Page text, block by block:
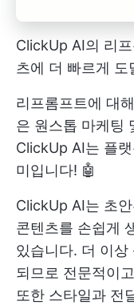
ClickUp AI의 리
츠에 더 빠르게 도
리프롬프트에 대
은 원스톱 마케팅
ClickUp AI는 플
미입니다! 🤖
ClickUp AI는 초
콘텐츠를 손쉽게
있습니다. 더 이상
되므로 전문적이고
또한 스타일과 전